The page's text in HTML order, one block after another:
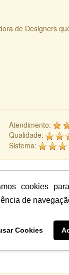
cookies
de
Cookies
de Designers
Atendimento:
Qualidade:
Sistema: